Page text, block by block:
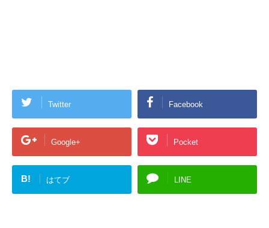
Twitter Facebook
Google+ Pocket
B! はてブ LINE